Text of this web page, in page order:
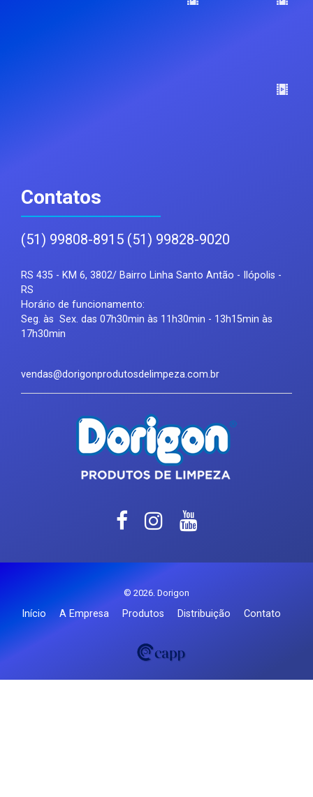
Contatos
(51) 99808-8915 (51) 99828-9020
RS 435 - KM 6, 3802/ Bairro Linha Santo Antão - Ilópolis -
RS
Horário de funcionamento:
Seg. às Sex. das 07h30min às 11h30min - 13h15min às
17h30min
vendas@dorigonprodutosdelimpeza.com.br
© 2026. Dorigon
Início A Empresa Produtos Distribuição Contato